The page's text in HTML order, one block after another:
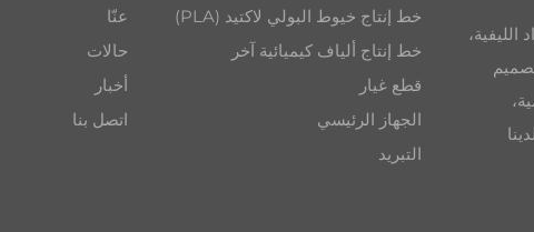
خط إنتاج خيوط البولي لاكتيد (PLA)
خط إنتاج ألياف كيميائية آخر
قطع غيار
الجهاز الرئيسي
التبريد
عنّا
حالات
أخبار
اتصل بنا